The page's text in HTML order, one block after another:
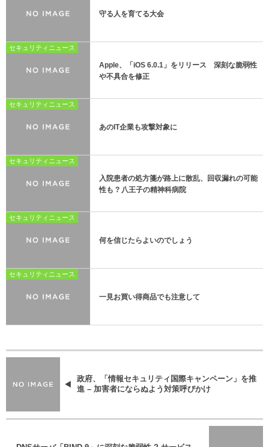
守る人を育てる大会
セキュリティニュース
Apple、「iOS 6.0.1」をリリース 深刻な脆弱性
や不具合を修正
セキュリティニュース
あのIT企業も攻撃対象に
セキュリティニュース
入院患者の処方箋が路上に散乱、回収漏れの可能
性も ? 八王子の精神科病院
セキュリティニュース
何を信じたらよいのでしょう
セキュリティニュース
一見お買い得商品でも注意して
政府、「情報セキュリティ国際キャンペーン」を推
進 – 加害者にならぬよう対策呼びかけ